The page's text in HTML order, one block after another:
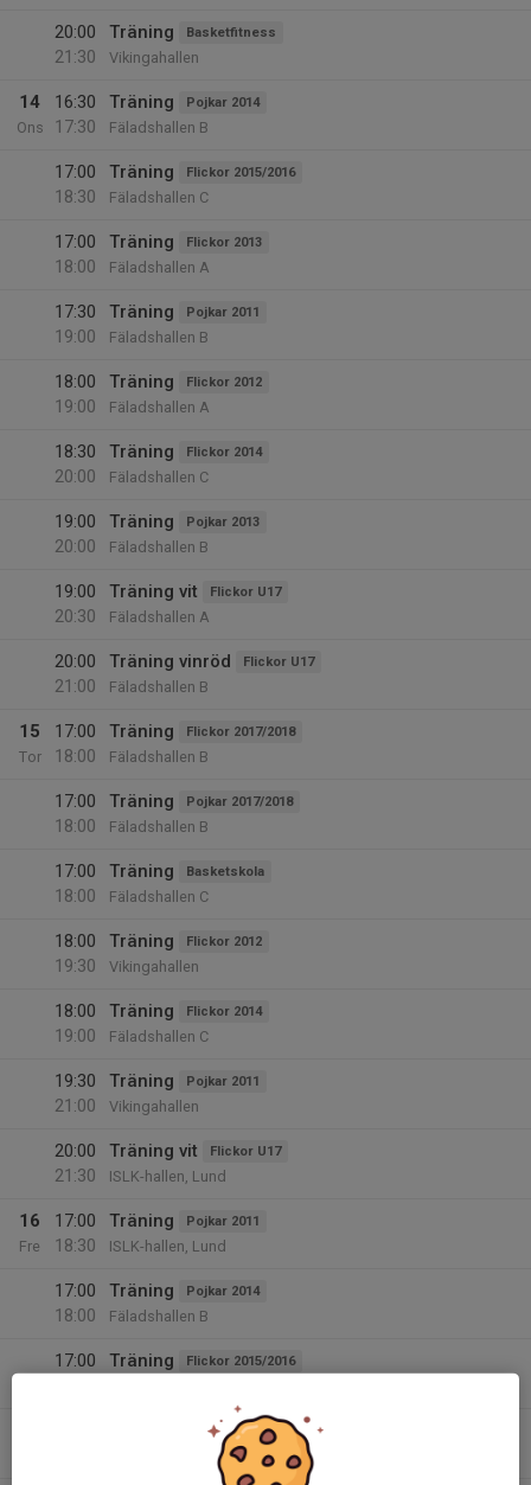
20:00
21:30
Träning Basketfitness
Vikingahallen
14
Ons
16:30
17:30
Träning Pojkar 2014
Fäladshallen B
17:00
18:30
Träning Flickor 2015/2016
Fäladshallen C
17:00
18:00
Träning Flickor 2013
Fäladshallen A
17:30
19:00
Träning Pojkar 2011
Fäladshallen B
18:00
19:00
Träning Flickor 2012
Fäladshallen A
18:30
20:00
Träning Flickor 2014
Fäladshallen C
19:00
20:00
Träning Pojkar 2013
Fäladshallen B
19:00
20:30
Träning vit Flickor U17
Fäladshallen A
20:00
21:00
Träning vinröd Flickor U17
Fäladshallen B
15
Tor
17:00
18:00
Träning Flickor 2017/2018
Fäladshallen B
17:00
18:00
Träning Pojkar 2017/2018
Fäladshallen B
17:00
18:00
Träning Basketskola
Fäladshallen C
18:00
19:30
Träning Flickor 2012
Vikingahallen
18:00
19:00
Träning Flickor 2014
Fäladshallen C
19:30
21:00
Träning Pojkar 2011
Vikingahallen
20:00
21:30
Träning vit Flickor U17
ISLK-hallen, Lund
16
Fre
17:00
18:30
Träning Pojkar 2011
ISLK-hallen, Lund
17:00
18:00
Träning Pojkar 2014
Fäladshallen B
17:00
Träning Flickor 2015/2016
Pojkar 2015/2016